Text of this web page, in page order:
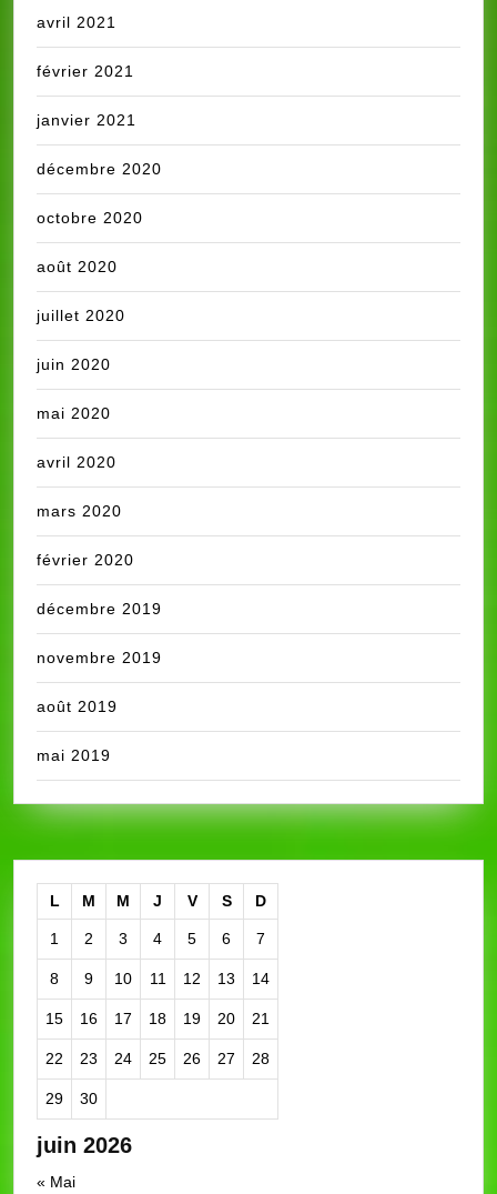
avril 2021
février 2021
janvier 2021
décembre 2020
octobre 2020
août 2020
juillet 2020
juin 2020
mai 2020
avril 2020
mars 2020
février 2020
décembre 2019
novembre 2019
août 2019
mai 2019
juin 2026
L M M J V S D
1 2 3 4 5 6 7
8 9 10 11 12 13 14
15 16 17 18 19 20 21
22 23 24 25 26 27 28
29 30
« Mai